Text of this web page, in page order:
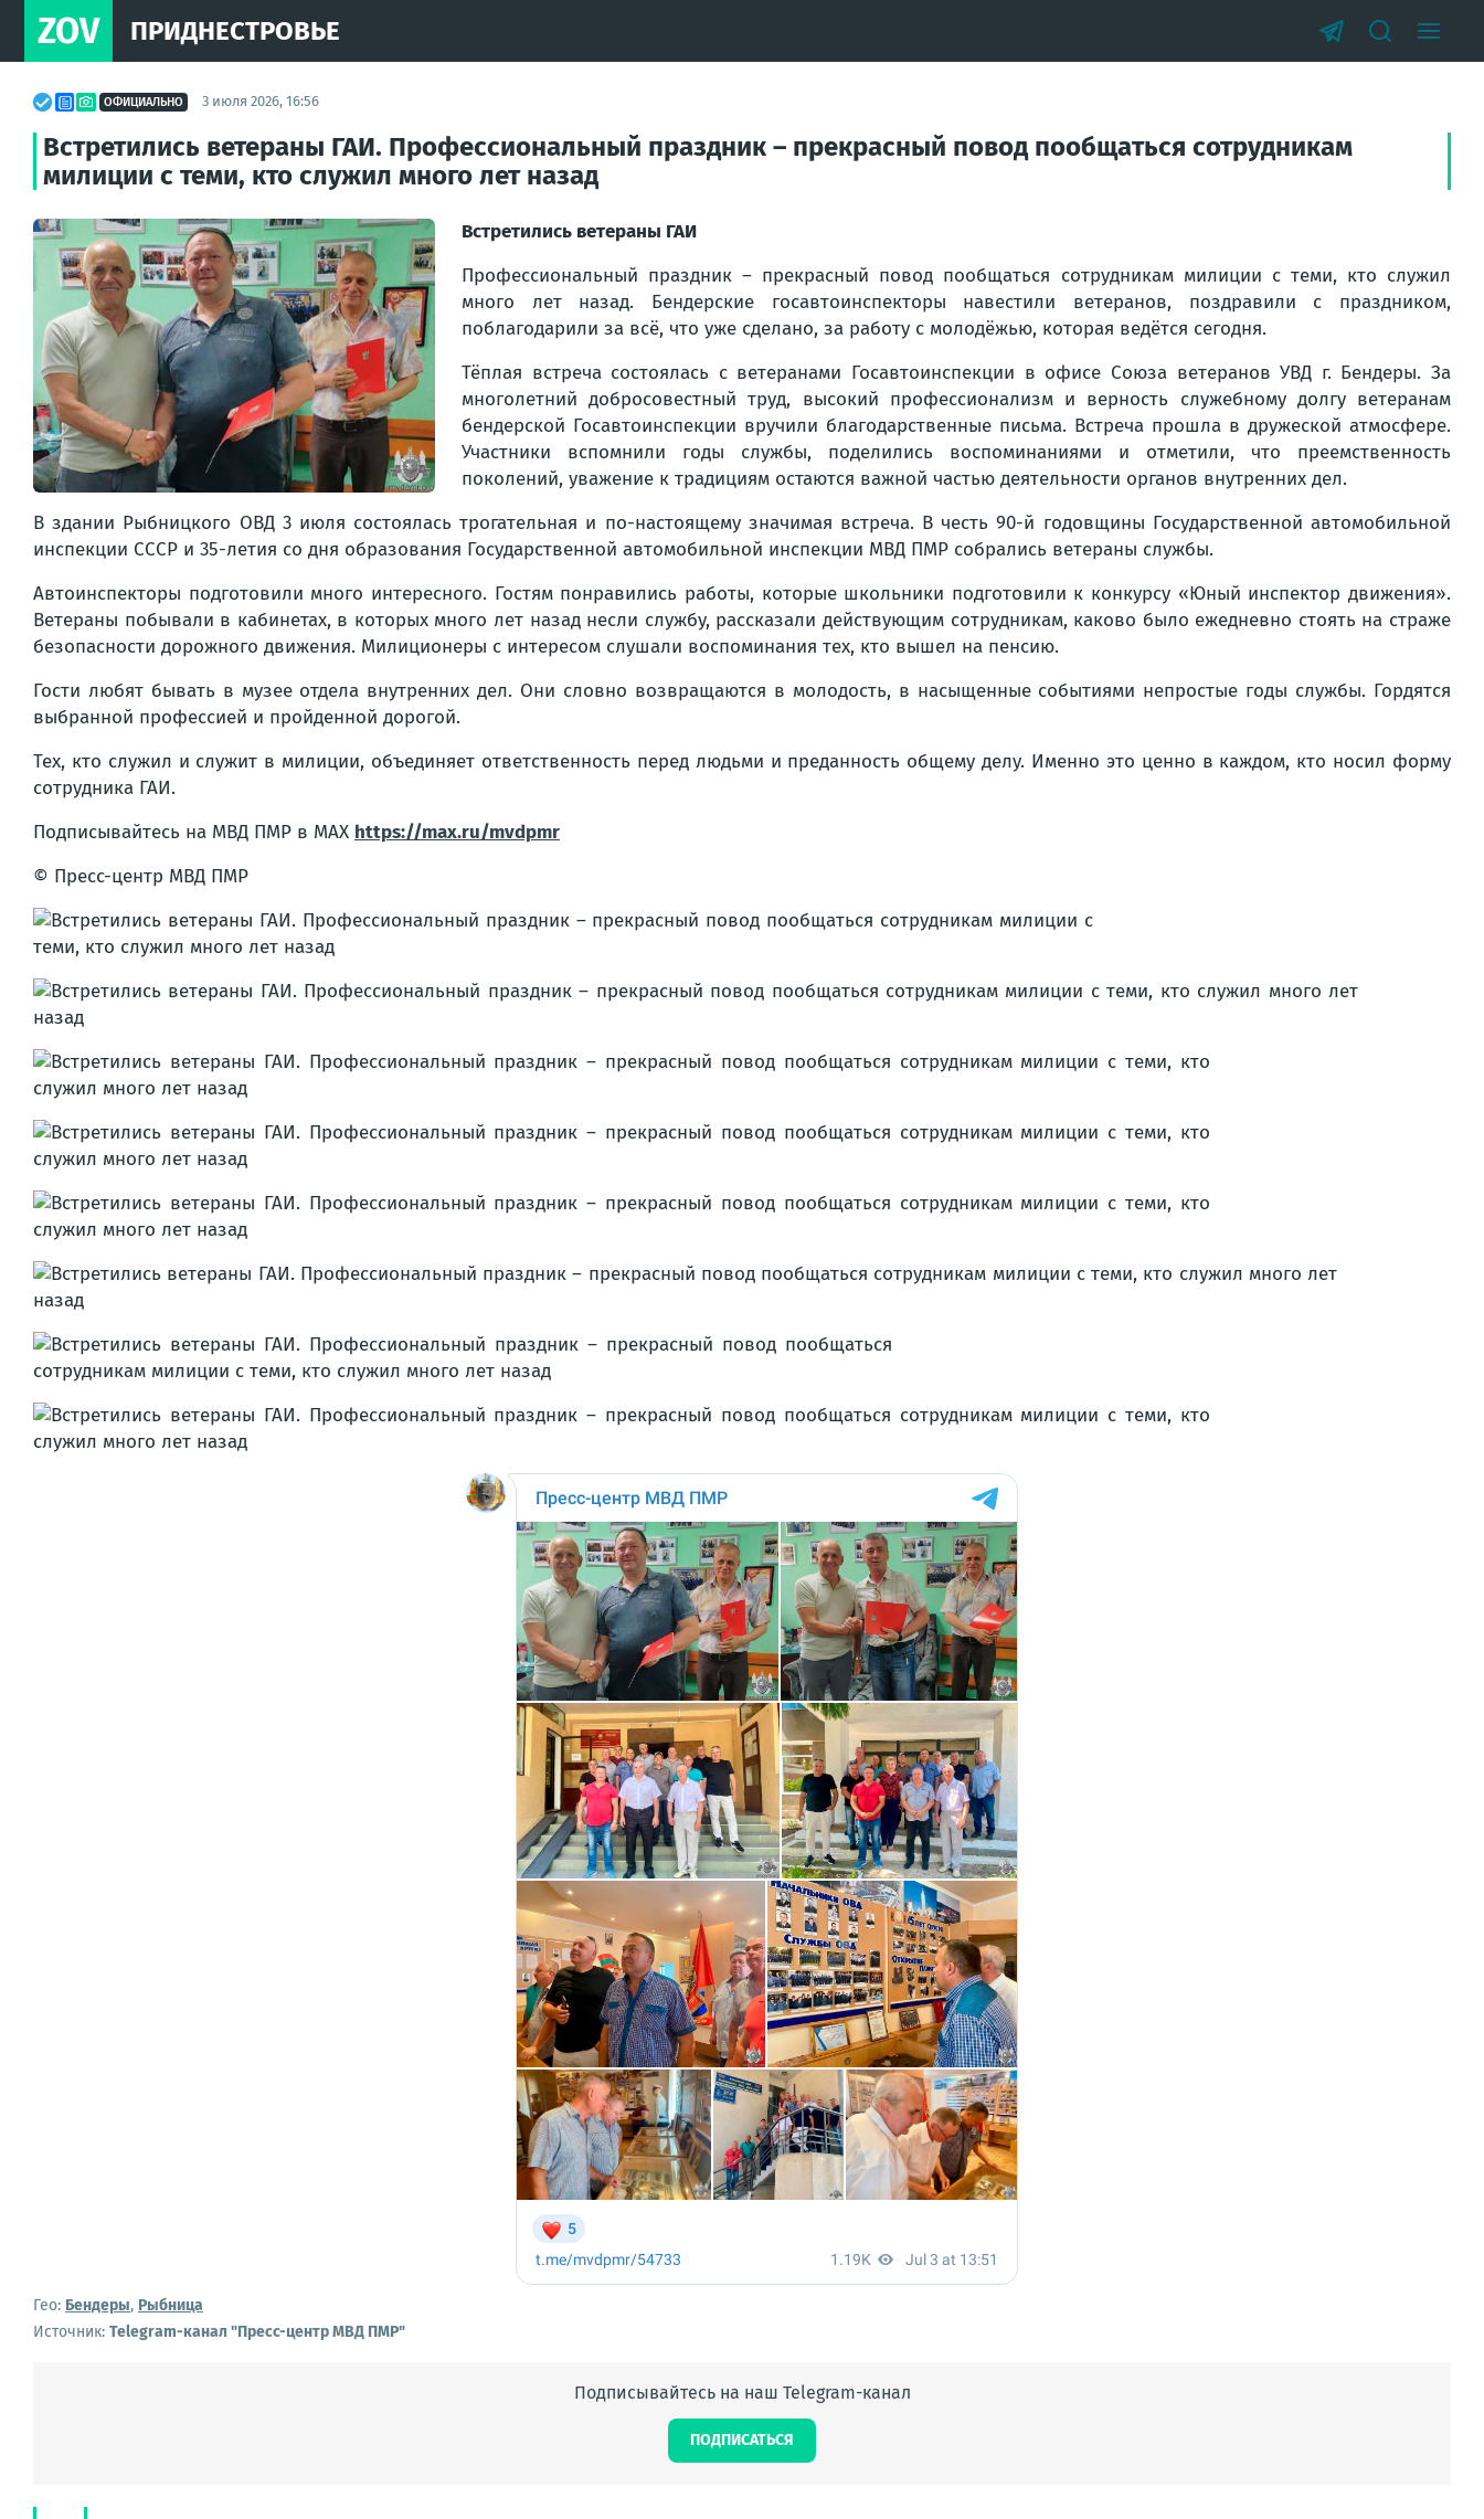
ZOV ПРИДНЕСТРОВЬЕ
ОФИЦИАЛЬНО 3 июля 2026, 16:56
Встретились ветераны ГАИ. Профессиональный праздник – прекрасный повод пообщаться сотрудникам
милиции с теми, кто служил много лет назад
Встретились ветераны ГАИ
Профессиональный праздник – прекрасный повод пообщаться сотрудникам милиции с теми, кто служил
много лет назад. Бендерские госавтоинспекторы навестили ветеранов, поздравили с праздником,
поблагодарили за всё, что уже сделано, за работу с молодёжью, которая ведётся сегодня.
Тёплая встреча состоялась с ветеранами Госавтоинспекции в офисе Союза ветеранов УВД г. Бендеры. За
многолетний добросовестный труд, высокий профессионализм и верность служебному долгу ветеранам
бендерской Госавтоинспекции вручили благодарственные письма. Встреча прошла в дружеской атмосфере.
Участники вспомнили годы службы, поделились воспоминаниями и отметили, что преемственность
поколений, уважение к традициям остаются важной частью деятельности органов внутренних дел.
В здании Рыбницкого ОВД 3 июля состоялась трогательная и по-настоящему значимая встреча. В честь 90-й годовщины Государственной автомобильной
инспекции СССР и 35-летия со дня образования Государственной автомобильной инспекции МВД ПМР собрались ветераны службы.
Автоинспекторы подготовили много интересного. Гостям понравились работы, которые школьники подготовили к конкурсу «Юный инспектор движения».
Ветераны побывали в кабинетах, в которых много лет назад несли службу, рассказали действующим сотрудникам, каково было ежедневно стоять на страже
безопасности дорожного движения. Милиционеры с интересом слушали воспоминания тех, кто вышел на пенсию.
Гости любят бывать в музее отдела внутренних дел. Они словно возвращаются в молодость, в насыщенные событиями непростые годы службы. Гордятся
выбранной профессией и пройденной дорогой.
Тех, кто служил и служит в милиции, объединяет ответственность перед людьми и преданность общему делу. Именно это ценно в каждом, кто носил форму
сотрудника ГАИ.
Подписывайтесь на МВД ПМР в MAX https://max.ru/mvdpmr
© Пресс-центр МВД ПМР
Гео: Бендеры, Рыбница
Источник: Telegram-канал "Пресс-центр МВД ПМР"
Подписывайтесь на наш Telegram-канал
ПОДПИСАТЬСЯ